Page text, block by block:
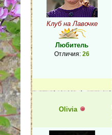
Клуб на Лавочке
Любитель
Отличия: 26
Olivia